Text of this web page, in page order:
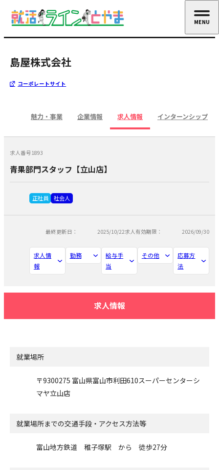
島屋株式会社
コーポレートサイト
魅力・事業 企業情報 求人情報 インターンシップ
求人番号1893
青果部門スタッフ【立山店】
正社員 社会人
最終更新日： 2025/10/22求人有効期限： 2026/09/30
求人情
報
勤務
給与手
当
その他
応募方
法
求人情報
就業場所
〒9300275 富山県富山市利田610スーパーセンターシ
マヤ立山店
就業場所までの交通手段・アクセス方法等
富山地方鉄道 稚子塚駅 から 徒歩27分
MENU